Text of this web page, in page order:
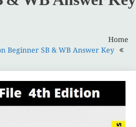
Home
Beginner SB & WB Answer Key